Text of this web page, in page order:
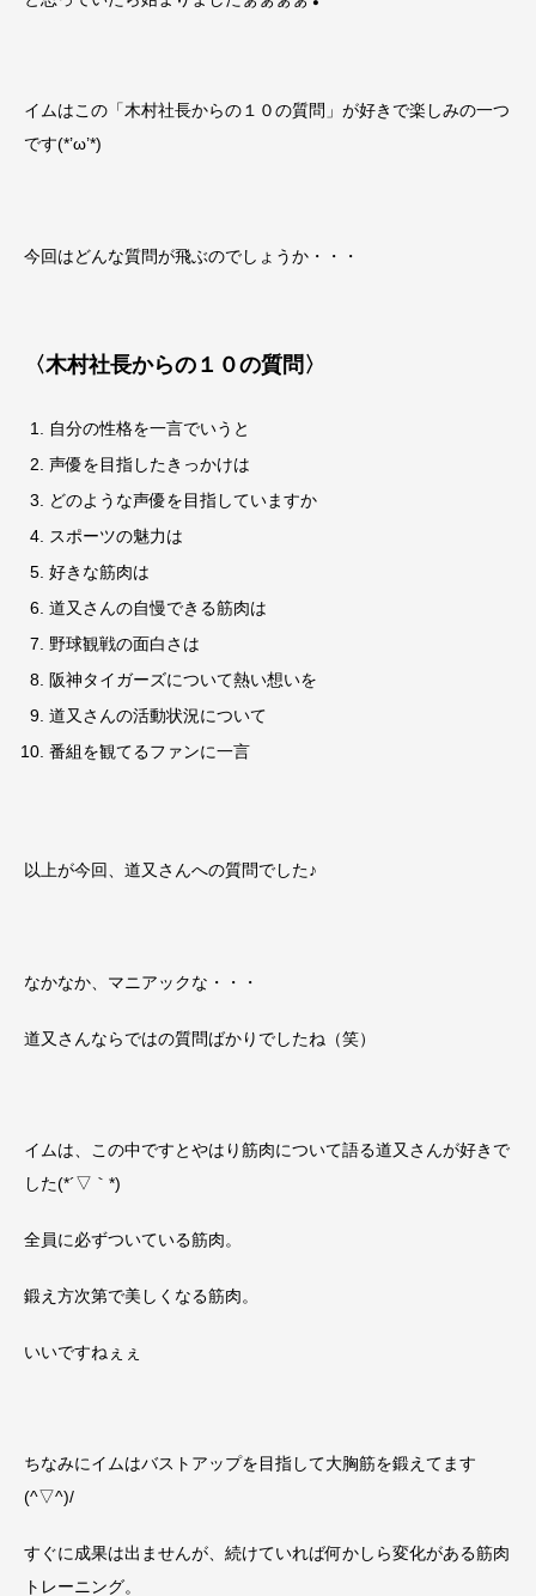
イムはこの「木村社長からの１０の質問」が好きで楽しみの一つ
です(*’ω’*)
今回はどんな質問が飛ぶのでしょうか・・・
〈木村社長からの１０の質問〉
自分の性格を一言でいうと
声優を目指したきっかけは
どのような声優を目指していますか
スポーツの魅力は
好きな筋肉は
道又さんの自慢できる筋肉は
野球観戦の面白さは
阪神タイガーズについて熱い想いを
道又さんの活動状況について
番組を観てるファンに一言
以上が今回、道又さんへの質問でした♪
なかなか、マニアックな・・・
道又さんならではの質問ばかりでしたね（笑）
イムは、この中ですとやはり筋肉について語る道又さんが好きで
した(*´▽｀*)
全員に必ずついている筋肉。
鍛え方次第で美しくなる筋肉。
いいですねぇぇ
ちなみにイムはバストアップを目指して大胸筋を鍛えてます
(^▽^)/
すぐに成果は出ませんが、続けていれば何かしら変化がある筋肉
トレーニング。